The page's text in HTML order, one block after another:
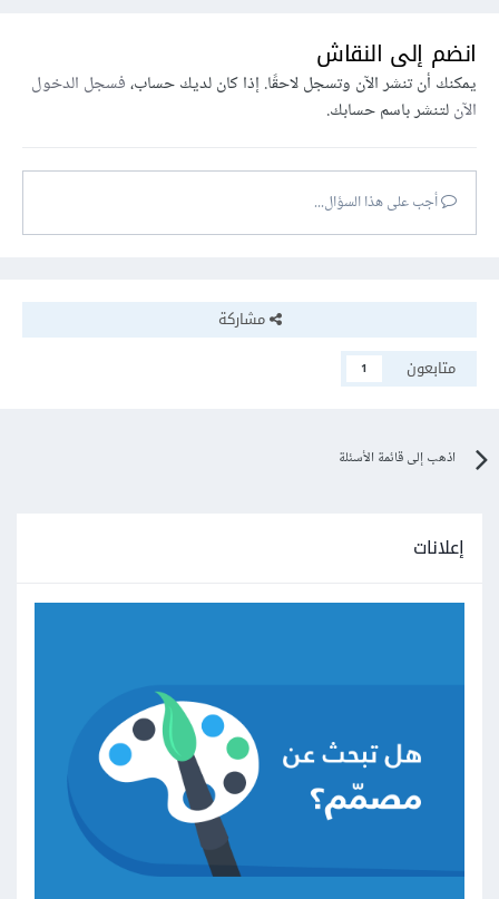
انضم إلى النقاش
يمكنك أن تنشر الآن وتسجل لاحقًا. إذا كان لديك حساب،فسجل الدخول
الآنلتنشر باسم حسابك.
أجب على هذا السؤال...
مشاركة
متابعون
1
اذهب إلى قائمة الأسئلة
إعلانات